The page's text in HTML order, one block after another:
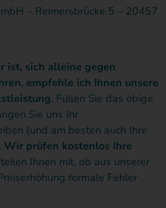
– Reimersbrücke 5 – 20457
ist, sich alleine gegen
empfehle ich Ihnen unsere
. Füllen Sie das obige
Sie uns Ihr
(und am besten auch Ihre
Wir prüfen kostenlos Ihre
Ihnen mit, ob aus unserer
formale Fehler